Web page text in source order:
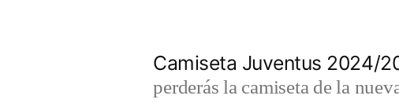
Camiseta Juventus 2024/
perderás la camiseta de la